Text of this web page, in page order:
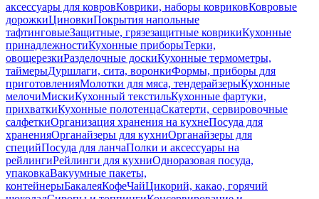
аксессуары для ковровКоврики, наборы ковриковКовровые
дорожкиЦиновкиПокрытия напольные
тафтинговыеЗащитные, грязезащитные коврикиКухонные
принадлежностиКухонные приборыТерки,
овощерезкиРазделочные доскиКухонные термометры,
таймерыДуршлаги, сита, воронкиФормы, приборы для
приготовленияМолотки для мяса, тендерайзерыКухонные
мелочиМискиКухонный текстильКухонные фартуки,
прихваткиКухонные полотенцаСкатерти, сервировочные
салфеткиОрганизация хранения на кухнеПосуда для
храненияОрганайзеры для кухниОрганайзеры для
специйПосуда для ланчаПолки и аксессуары на
рейлингиРейлинги для кухниОдноразовая посуда,
упаковкаВакуумные пакеты,
контейнерыБакалеяКофеЧайЦикорий, какао, горячий